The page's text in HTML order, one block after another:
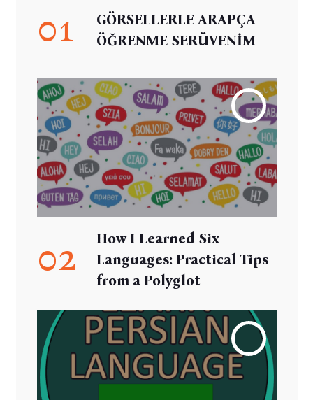
01
GÖRSELLERLE ARAPÇA
ÖĞRENME SERÜVENİM
02
How I Learned Six
Languages: Practical Tips
from a Polyglot